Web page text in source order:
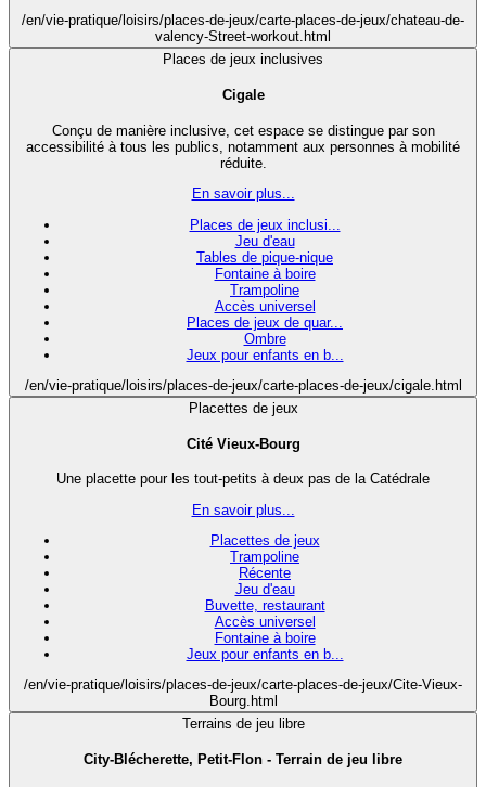
/en/vie-pratique/loisirs/places-de-jeux/carte-places-de-jeux/chateau-de-
valency-Street-workout.html
Places de jeux inclusives
Cigale
Conçu de manière inclusive, cet espace se distingue par son
accessibilité à tous les publics, notamment aux personnes à mobilité
réduite.
En savoir plus...
Places de jeux inclusi...
Jeu d'eau
Tables de pique-nique
Fontaine à boire
Trampoline
Accès universel
Places de jeux de quar...
Ombre
Jeux pour enfants en b...
/en/vie-pratique/loisirs/places-de-jeux/carte-places-de-jeux/cigale.html
Placettes de jeux
Cité Vieux-Bourg
Une placette pour les tout-petits à deux pas de la Catédrale
En savoir plus...
Placettes de jeux
Trampoline
Récente
Jeu d'eau
Buvette, restaurant
Accès universel
Fontaine à boire
Jeux pour enfants en b...
/en/vie-pratique/loisirs/places-de-jeux/carte-places-de-jeux/Cite-Vieux-
Bourg.html
Terrains de jeu libre
City-Blécherette, Petit-Flon - Terrain de jeu libre